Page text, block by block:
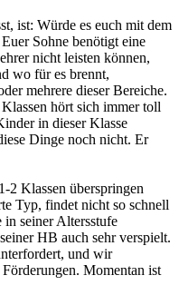
ist: Würde es euch mit dem
Sohne benötigt eine
nicht leisten können,
wo für es brennt,
mehrere dieser Bereiche.
hört sich immer toll
in dieser Klasse
Dinge noch nicht. Er
2 Klassen überspringen
Typ, findet nicht so schnell
seiner Altersstufe
HB auch sehr verspielt.
und wir
Momentan ist